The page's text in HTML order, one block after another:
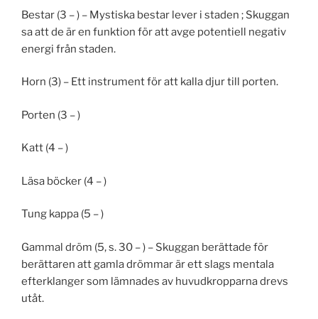
Bestar (3 – ) – Mystiska bestar lever i staden ; Skuggan
sa att de är en funktion för att avge potentiell negativ
energi från staden.
Horn (3) – Ett instrument för att kalla djur till porten.
Porten (3 – )
Katt (4 – )
Läsa böcker (4 – )
Tung kappa (5 – )
Gammal dröm (5, s. 30 – ) – Skuggan berättade för
berättaren att gamla drömmar är ett slags mentala
efterklanger som lämnades av huvudkropparna drevs
utåt.